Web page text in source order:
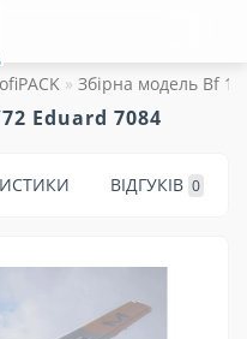
Збірна модель Bf
Eduard 7084
ВІДГУКІВ 0